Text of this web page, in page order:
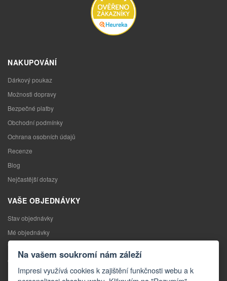
NAKUPOVÁNÍ
Dárkový poukaz
Možnosti dopravy
Bezpečné platby
Obchodní podmínky
Ochrana osobních údajů
Recenze
Blog
Nejčastější dotazy
VAŠE OBJEDNÁVKY
Stav objednávky
Mé objednávky
Výměna zboží
Odstoupení od kupní smlouvy
Reklamace
Na vašem soukromí nám záleží
Impresi využívá cookies k zajištění funkčnosti webu a k